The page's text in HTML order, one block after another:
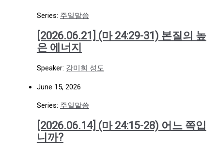
Series: 주일말씀
[2026.06.21] (마 24:29-31) 본질의 높
은 에너지
Speaker: 강미희 성도
June 15, 2026
Series: 주일말씀
[2026.06.14] (마 24:15-28) 어느 쪽입
니까?